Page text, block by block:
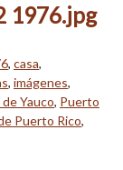
1976.jpg
, casa,
, imágenes,
Yauco, Puerto
Puerto Rico,